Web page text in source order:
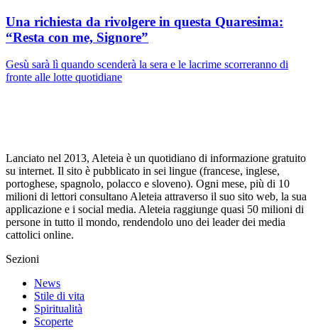
Una richiesta da rivolgere in questa Quaresima:
“Resta con me, Signore”
Gesù sarà lì quando scenderà la sera e le lacrime scorreranno di
fronte alle lotte quotidiane
Lanciato nel 2013, Aleteia è un quotidiano di informazione gratuito
su internet. Il sito è pubblicato in sei lingue (francese, inglese,
portoghese, spagnolo, polacco e sloveno). Ogni mese, più di 10
milioni di lettori consultano Aleteia attraverso il suo sito web, la sua
applicazione e i social media. Aleteia raggiunge quasi 50 milioni di
persone in tutto il mondo, rendendolo uno dei leader dei media
cattolici online.
Sezioni
News
Stile di vita
Spiritualità
Scoperte